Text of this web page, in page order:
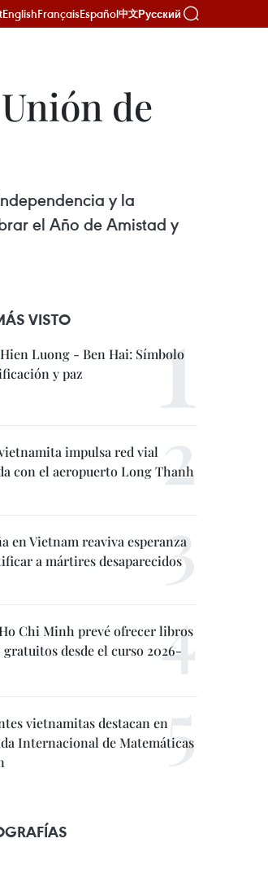
EnglishFrançaisEspañol中文Русский
de
y la
el Año de Amistad y
VISTO
Hien Luong - Ben Hai: Símbolo
y paz
impulsa red vial
con el aeropuerto Long Thanh
en Vietnam reaviva esperanza
a mártires desaparecidos
Chi Minh prevé ofrecer libros
gratuitos desde el curso 2026-
vietnamitas destacan en
Internacional de Matemáticas